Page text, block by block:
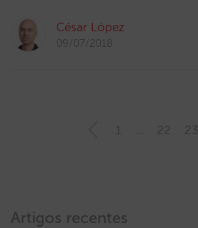
César López
09/07/2018
1 22 23
Artigos recentes